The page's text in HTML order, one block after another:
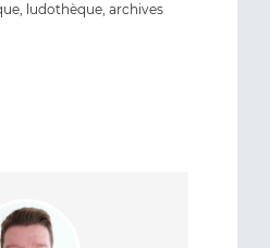
ludothèque, archives